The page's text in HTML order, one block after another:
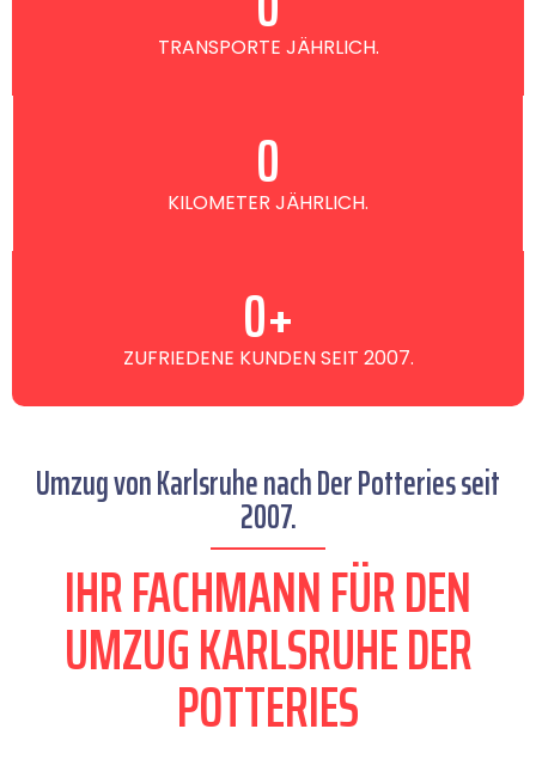
TRANSPORTE JÄHRLICH.
KILOMETER JÄHRLICH.
0
ZUFRIEDENE KUNDEN SEIT 2007.
0+
Umzug von Karlsruhe nach Der Potteries seit
2007.
IHR FACHMANN FÜR DEN
UMZUG KARLSRUHE DER
POTTERIES